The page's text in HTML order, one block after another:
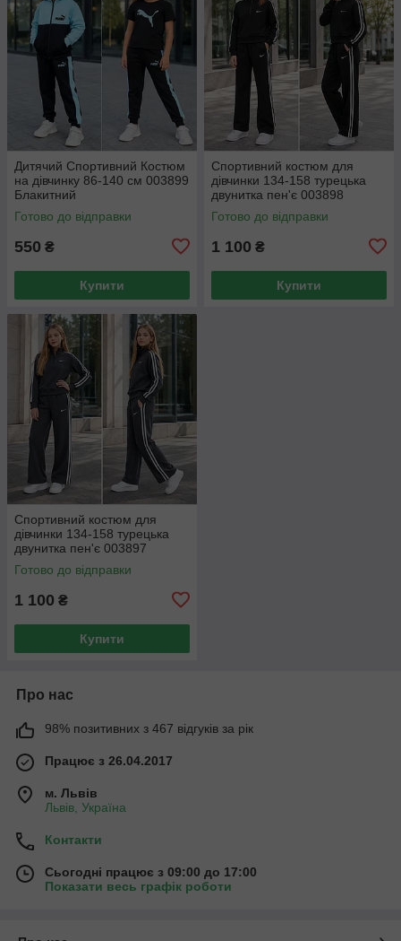
Дитячий Спортивний Костюм
на дівчинку 86-140 см 003899
Блакитний
Готово до відправки
550 ₴
Купити
Спортивний костюм для
дівчинки 134-158 турецька
двунитка пен'є 003898
Готово до відправки
1 100 ₴
Купити
Спортивний костюм для
дівчинки 134-158 турецька
двунитка пен'є 003897
Готово до відправки
1 100 ₴
Купити
Про нас
98% позитивних з 467 відгуків за рік
Працює з 26.04.2017
м. Львів
Львів, Україна
Контакти
Сьогодні працює з 09:00 до 17:00
Показати весь графік роботи